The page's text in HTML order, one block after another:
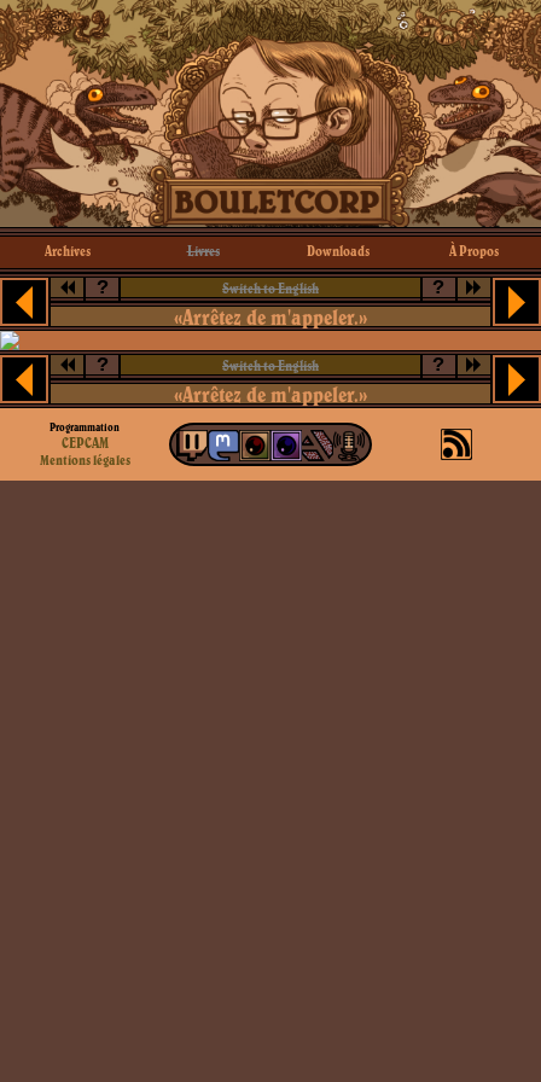
Archives Livres Downloads À Propos
? Switch to English ?
«Arrêtez de m'appeler.»
? Switch to English ?
«Arrêtez de m'appeler.»
Programmation
CEPCAM
Mentions légales